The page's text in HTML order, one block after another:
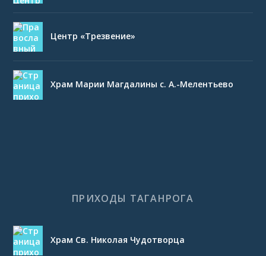
Центр «Трезвение»
Храм Марии Магдалины с. А.-Мелентьево
ПРИХОДЫ ТАГАНРОГА
Храм Св. Николая Чудотворца